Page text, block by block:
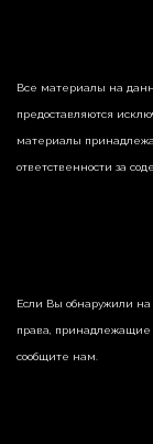
Все материалы на
предоставляются
материалы
ответственности за
Если Вы обнаружили
права, принадлежащие
сообщите нам.